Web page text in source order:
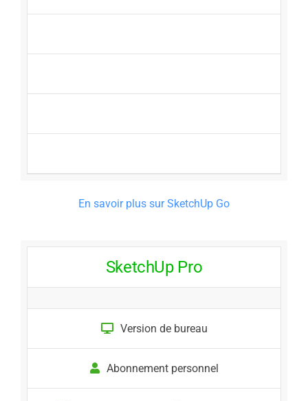
En savoir plus sur SketchUp Go
SketchUp Pro
Version de bureau
Abonnement personnel